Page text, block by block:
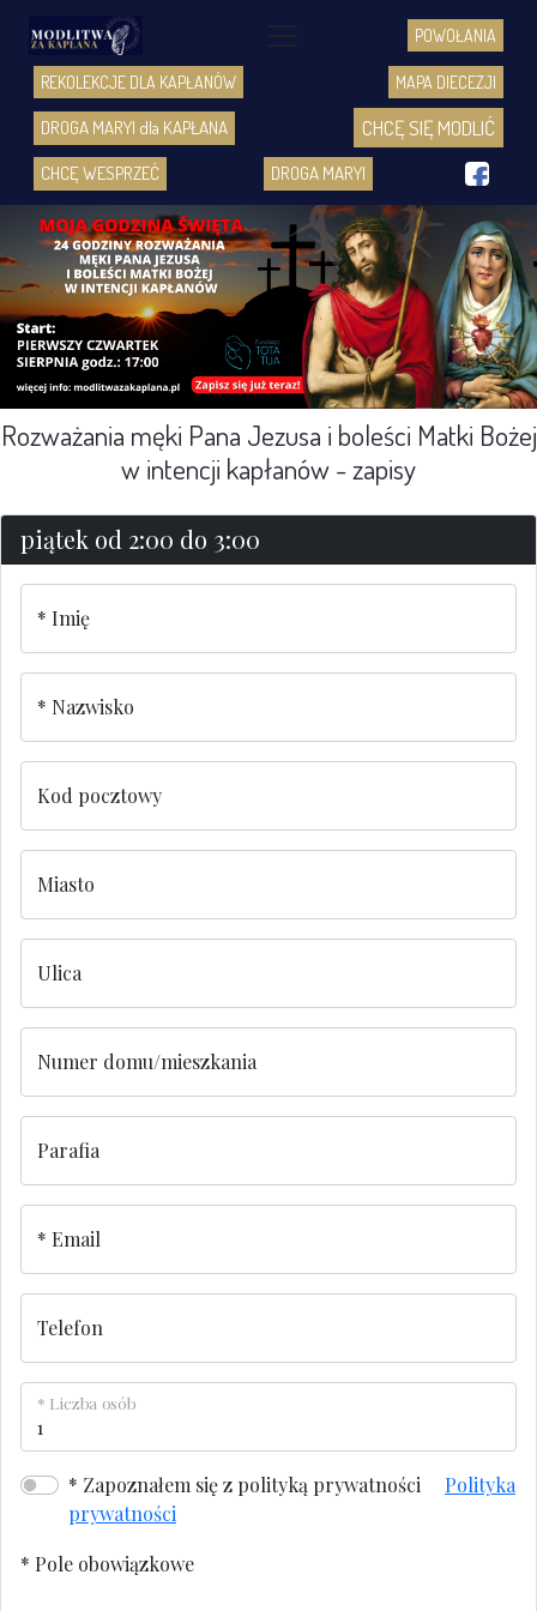
POWOŁANIA
REKOLEKCJE DLA KAPŁANÓW MAPA DIECEZJI
DROGA MARYI dla KAPŁANA CHCĘ SIĘ MODLIĆ
CHCĘ WESPRZEĆ DROGA MARYI f
Rozważania męki Pana Jezusa i boleści Matki Bożej
w intencji kapłanów - zapisy
piątek od 2:00 do 3:00
Imię
Nazwisko
Kod pocztowy
Miasto
Ulica
Numer domu/mieszkania
Parafia
Email
Telefon
Liczba osób
Zapoznałem się z polityką prywatności
Polityka
prywatności
* Pole obowiązkowe